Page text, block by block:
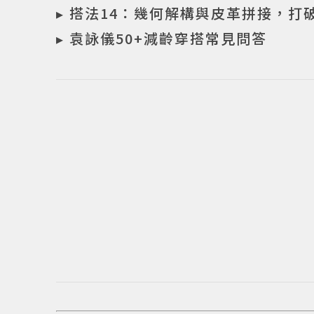
▸ 搭法14：幾何解構與皮革拼接，打
▸ 袁詠儀50+減齡穿搭常見問答